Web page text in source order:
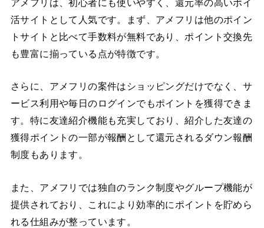
アメフリは、初心者にも使いやすく、還元率の高いポイ
活サイトとして人気です。まず、アメフリは他のポイン
トサイトと比べて手数料が無料であり、ポイント交換先
も豊富に揃っている点が特徴です。
さらに、アメフリの案件はショッピングだけでなく、サ
ービス利用や毎日のログインでもポイントを獲得できま
す。特に友達紹介機能も充実しており、紹介した友達の
獲得ポイントの一部が報酬として還元されるダウン報酬
制度もあります。
また、アメフリでは独自のランク制度やグループ機能が
提供されており、これにより効率的にポイントを貯めら
れる仕組みが整っています。